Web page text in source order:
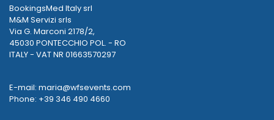
BookingsMed Italy srl
M&M Servizi srls
Via G. Marconi 2178/2,
45030 PONTECCHIO POL. - RO
ITALY - VAT NR 01663570297
E-mail: maria@wfsevents.com
Phone: +39 346 490 4660